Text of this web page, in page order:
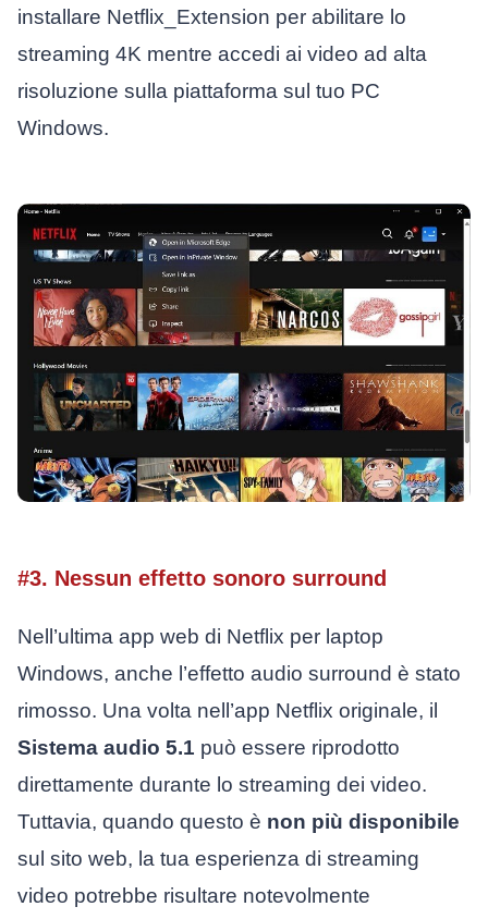
installare Netflix_Extension per abilitare lo
streaming 4K mentre accedi ai video ad alta
risoluzione sulla piattaforma sul tuo PC
Windows.
#3. Nessun effetto sonoro surround
Nell’ultima app web di Netflix per laptop
Windows, anche l’effetto audio surround è stato
rimosso. Una volta nell’app Netflix originale, il
Sistema audio 5.1 può essere riprodotto
direttamente durante lo streaming dei video.
Tuttavia, quando questo è non più disponibile
sul sito web, la tua esperienza di streaming
video potrebbe risultare notevolmente